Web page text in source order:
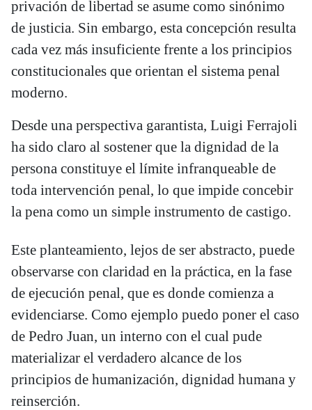
privación de libertad se asume como sinónimo
de justicia. Sin embargo, esta concepción resulta
cada vez más insuficiente frente a los principios
constitucionales que orientan el sistema penal
moderno.
Desde una perspectiva garantista, Luigi Ferrajoli
ha sido claro al sostener que la dignidad de la
persona constituye el límite infranqueable de
toda intervención penal, lo que impide concebir
la pena como un simple instrumento de castigo.
Este planteamiento, lejos de ser abstracto, puede
observarse con claridad en la práctica, en la fase
de ejecución penal, que es donde comienza a
evidenciarse. Como ejemplo puedo poner el caso
de Pedro Juan, un interno con el cual pude
materializar el verdadero alcance de los
principios de humanización, dignidad humana y
reinserción.